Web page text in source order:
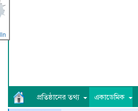
প্রতিষ্ঠানের তথ্য একাডেমিক